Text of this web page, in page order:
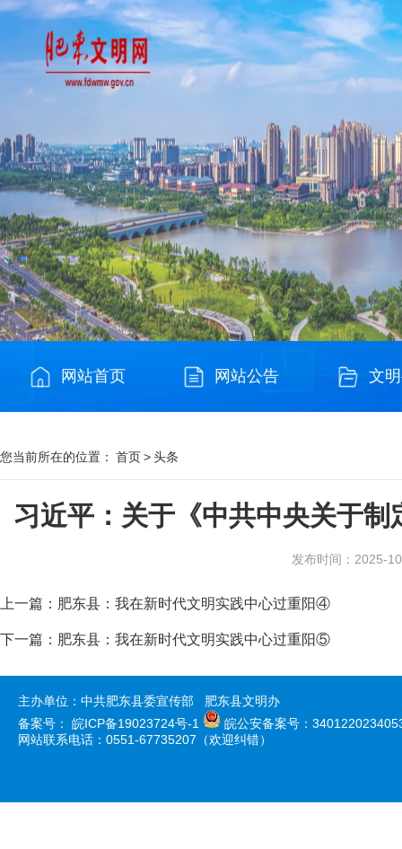
网站首页 网站公告 文
您当前所在的位置： 首页>头条
习近平：关于《中共中央关于
发布时间：2025-
上一篇： 肥东县：我在新时代文明实践中心过重阳④
下一篇： 肥东县：我在新时代文明实践中心过重阳⑤
主办单位：中共肥东县委宣传部 肥东县文明办
备案号： 皖ICP备19023724号-1
皖公安备案号：
网站联系电话：0551-67735207（欢迎纠错）